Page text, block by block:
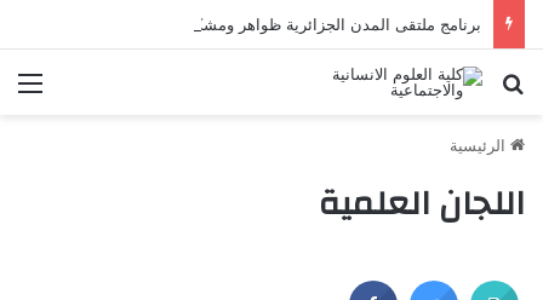
برنامج ملتقى المدن الجزائرية ظواهر ومشكلات
الرئيسية
اللجان العلمية